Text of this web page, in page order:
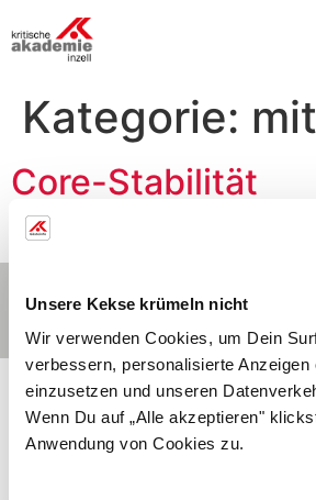
Unsere Kekse krümeln nicht
Wir verwenden Cookies, um Dein
verbessern, personalisierte Anzeigen
einzusetzen und unseren
Wenn Du auf „Alle akzeptieren"
Anwendung von Cookies zu.
Kategorie:
Core-Stabilität
Morgens Abends
Kontakt Hauptmenü
© 2026 | Stiftung Bildung und